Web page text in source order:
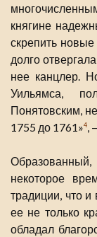
княгине
скрепить
долго
нее канцлер.
Уильямса,
Понятовским,
1755 до 1761»4 ,
некоторое
традиции, что
ее не только
обладал